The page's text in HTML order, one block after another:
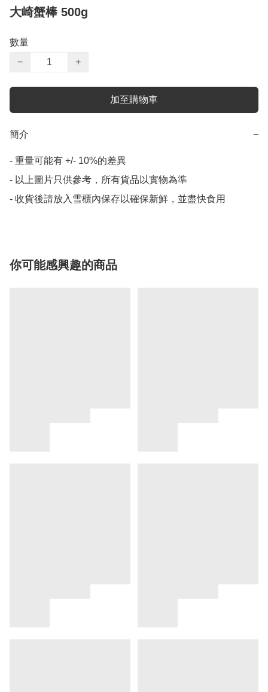
大崎蟹棒 500g
數量
−
+
加至購物車
簡介 −
- 重量可能有 +/- 10%的差異
- 以上圖片只供參考，所有貨品以實物為準
- 收貨後請放入雪櫃內保存以確保新鮮，並盡快食用
你可能感興趣的商品